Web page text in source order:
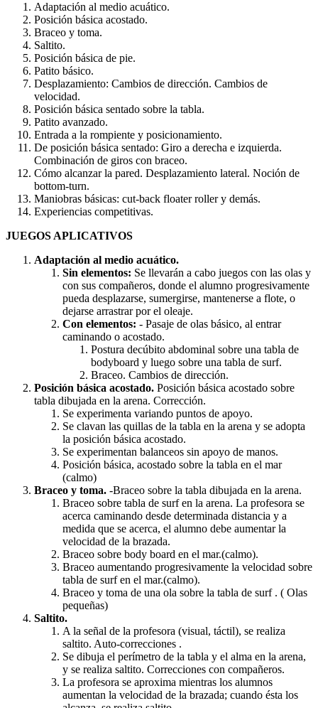
Adaptación al medio acuático.
Posición básica acostado.
Braceo y toma.
Saltito.
Posición básica de pie.
Patito básico.
Desplazamiento: Cambios de dirección. Cambios de
velocidad.
Posición básica sentado sobre la tabla.
Patito avanzado.
Entrada a la rompiente y posicionamiento.
De posición básica sentado: Giro a derecha e izquierda.
Combinación de giros con braceo.
Cómo alcanzar la pared. Desplazamiento lateral. Noción de
bottom-turn.
Maniobras básicas: cut-back floater roller y demás.
Experiencias competitivas.
JUEGOS APLICATIVOS
Adaptación al medio acuático.
Sin elementos: Se llevarán a cabo juegos con las olas y
con sus compañeros, donde el alumno progresivamente
pueda desplazarse, sumergirse, mantenerse a flote, o
dejarse arrastrar por el oleaje.
Con elementos: - Pasaje de olas básico, al entrar
caminando o acostado.
Postura decúbito abdominal sobre una tabla de
bodyboard y luego sobre una tabla de surf.
Braceo. Cambios de dirección.
Posición básica acostado. Posición básica acostado sobre
tabla dibujada en la arena. Corrección.
Se experimenta variando puntos de apoyo.
Se clavan las quillas de la tabla en la arena y se adopta
la posición básica acostado.
Se experimentan balanceos sin apoyo de manos.
Posición básica, acostado sobre la tabla en el mar
(calmo)
Braceo y toma. -Braceo sobre la tabla dibujada en la arena.
Braceo sobre tabla de surf en la arena. La profesora se
acerca caminando desde determinada distancia y a
medida que se acerca, el alumno debe aumentar la
velocidad de la brazada.
Braceo sobre body board en el mar.(calmo).
Braceo aumentando progresivamente la velocidad sobre
tabla de surf en el mar.(calmo).
Braceo y toma de una ola sobre la tabla de surf . ( Olas
pequeñas)
Saltito.
A la señal de la profesora (visual, táctil), se realiza
saltito. Auto-correcciones .
Se dibuja el perímetro de la tabla y el alma en la arena,
y se realiza saltito. Correcciones con compañeros.
La profesora se aproxima mientras los alumnos
aumentan la velocidad de la brazada; cuando ésta los